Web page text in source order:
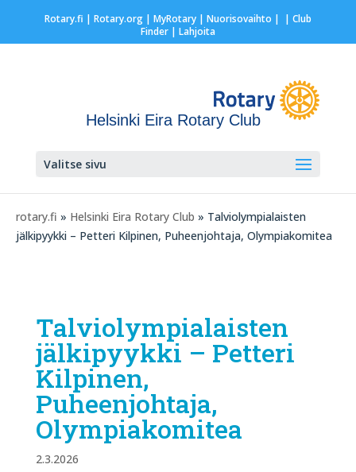
Rotary.fi | Rotary.org| MyRotary | Nuorisovaihto | | Club
Finder| Lahjoita
Helsinki Eira Rotary Club
Valitse sivu
rotary.fi » Helsinki Eira Rotary Club » Talviolympialaisten
jälkipyykki – Petteri Kilpinen, Puheenjohtaja, Olympiakomitea
Talviolympialaisten
jälkipyykki – Petteri
Kilpinen,
Puheenjohtaja,
Olympiakomitea
2.3.2026